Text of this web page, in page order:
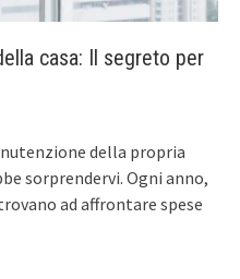
casa: Il segreto per
della propria
sorprendervi. Ogni anno,
ad affrontare spese